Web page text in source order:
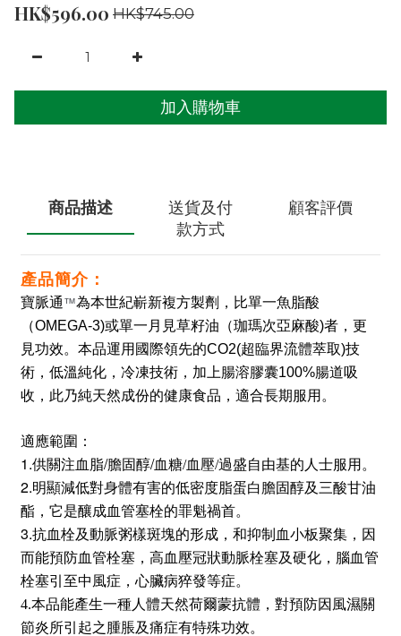
HK$596.00 HK$745.00
加入購物車
商品描述
送貨及付
款方式
顧客評價
產品簡介：
寶脈通™為本世紀嶄新複方製劑 ，比單一魚脂酸
（OMEGA-3)或單一月見草籽油（珈瑪次亞麻酸)者 ， 更
見功效。本品運用國際領先的CO2(超臨界流體萃取)技
術 ， 低溫純化 ， 冷凍技術 ， 加上腸溶膠囊100%腸道吸
收 ， 此乃純天然成份的健康食品 ， 適合長期服用 。
適應範圍：
1.供關注血脂/膽固醇/血糖/血壓/過盛自由基的人士服用。
2.明顯減低對身體有害的低密度脂蛋白膽固醇及三酸甘油
酯，它是釀成血管塞栓的罪魁禍首。
3.抗血栓及動脈粥樣斑塊的形成，和抑制血小板聚集，因
而能預防血管栓塞，高血壓冠狀動脈栓塞及硬化，腦血管
栓塞引至中風症，心臟病猝發等症。
4.本品能產生一種人體天然荷爾蒙抗體，對預防因風濕關
節炎所引起之腫脹及痛症有特殊功效。